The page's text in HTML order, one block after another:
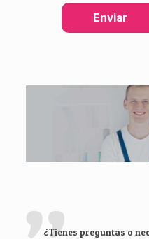
¿Tienes preguntas o